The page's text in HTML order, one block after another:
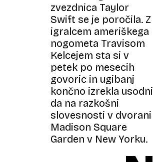
zvezdnica Taylor
Swift se je poročila. Z
igralcem ameriškega
nogometa Travisom
Kelcejem sta si v
petek po mesecih
govoric in ugibanj
končno izrekla usodni
da na razkošni
slovesnosti v dvorani
Madison Square
Garden v New Yorku.